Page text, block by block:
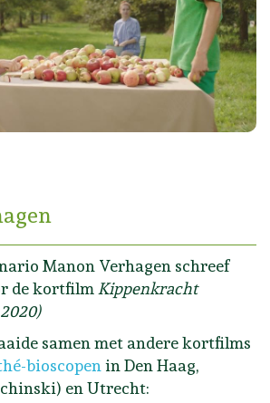
Manon Verhagen schreef
de kortfilm Kippenkracht
samen met andere kortfilms
bioscopen in Den Haag,
en Utrecht: